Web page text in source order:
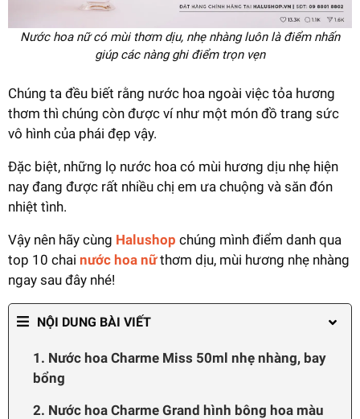
Nước hoa nữ có mùi thơm dịu, nhẹ nhàng luôn là điểm nhấn
giúp các nàng ghi điểm trọn vẹn
Chúng ta đều biết rằng nước hoa ngoài việc tỏa hương
thơm thì chúng còn được ví như một món đồ trang sức
vô hình của phái đẹp vậy.
Đặc biệt, những lọ nước hoa có mùi hương dịu nhẹ hiện
nay đang được rất nhiều chị em ưa chuộng và săn đón
nhiệt tình.
Vậy nên hãy cùng Halushop chúng mình điểm danh qua
top 10 chai nước hoa nữthơm dịu, mùi hương nhẹ nhàng
ngay sau đây nhé!
NỘI DUNG BÀI VIẾT
1. Nước hoa Charme Miss 50ml nhẹ nhàng, bay
bổng
2. Nước hoa Charme Grand hình bông hoa màu